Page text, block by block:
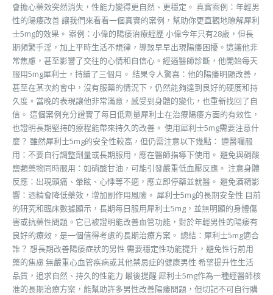
會擔心藥效突然消失，性能力變得更自然、更穩定。 真實案例：年輕男
性的陽痿改善 讓我們來看看一個真實的案例，幫助你更直觀地瞭解犀利
士5mg的效果。 案例：小偉的陽痿治療經歷 小偉今年只有28歲，但長
期頻繁手淫，加上平時生活不規律，導致早早出現陽痿困擾。這讓他非
常焦慮，甚至影響了交往的心情和自信心。經過醫師診斷，他開始每天
服用5mg犀利士，持續了三個月。 結果令人驚喜：他的陽痿明顯改善，
甚至在某次約會中，沒有服藥的情況下，仍然能夠達到良好的硬度和持
久度。當晚的表現讓他非常滿意，感受到身體的變化，也重新找回了自
信。 這個案例充分證實了每日低劑量犀利士在治療陽痿方面的有效性，
也證明長期堅持的療程能帶來持久的改善。 使用犀利士5mg需要注意什
麼？ 雖然犀利士5mg的安全性較高，但仍需注意以下幾點： 遵醫囑服
用：不要自行調整劑量或長期服用，應在醫師指導下使用。 避免與硝酸
鹽類藥物同時服用：如硝酸甘油，可能引發嚴重低血壓反應。 注意身體
反應：出現頭痛、暈眩、心悸等不適，應立即停藥並就醫。 避免酒精影
響：酒精會降低藥效，增加副作用風險。 犀利士5mg的長期安全性 目前
的研究和臨床數據顯示，長期每日服用犀利士5mg，並無明顯的身體傷
害或抗藥性問題。它已被證明能改善血管功能，對於年輕男性的陽痿有
良好的療效，是一個值得考慮的長期治療方案。 總結：犀利士5mg適合
誰？ 想長期改善陽痿症狀的男性 需要穩定性功能提升，避免性行前用
藥的焦慮 無嚴重心血管疾病或其他禁忌症的健康男性 希望提升性生活
品質，追求自然、持久的性能力 最後提醒 犀利士5mg作為一種經醫師核
准的長期治療方案，能幫助許多男性改善陽痿問題，但切記不可自行購